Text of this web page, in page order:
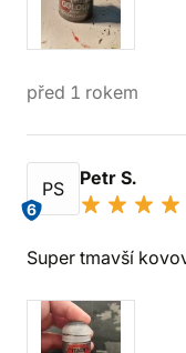
před 1 rokem
PS
6
Petr S.
Super tmavší